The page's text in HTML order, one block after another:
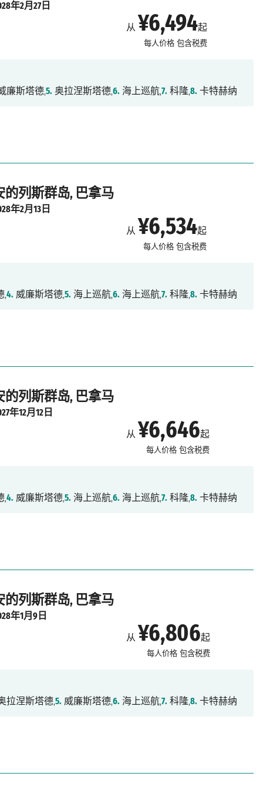
从 ¥6,494起
每人价格 包含税费
年2月27日
廉斯塔德,5. 奥拉涅斯塔德,6. 海上巡航,7. 科隆,8. 卡特赫纳
的列斯群岛, 巴拿马
从 ¥6,534起
每人价格 包含税费
年2月13日
,4. 威廉斯塔德,5. 海上巡航,6. 海上巡航,7. 科隆,8. 卡特赫纳
的列斯群岛, 巴拿马
从 ¥6,646起
每人价格 包含税费
年12月12日
,4. 威廉斯塔德,5. 海上巡航,6. 海上巡航,7. 科隆,8. 卡特赫纳
的列斯群岛, 巴拿马
从 ¥6,806起
每人价格 包含税费
年1月9日
拉涅斯塔德,5. 威廉斯塔德,6. 海上巡航,7. 科隆,8. 卡特赫纳